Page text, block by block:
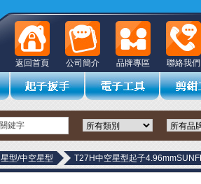
聯絡我們
品牌專區
公司簡介
返回首頁
星型/中空星型 T27H中空星型起子